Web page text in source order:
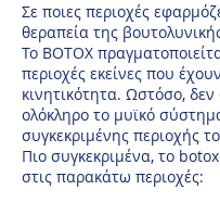
Σε ποιες περιοχές
θεραπεία της
To ΒΟΤΟΧ
περιοχές εκείνες που
κινητικότητα. Ωστόσο, δεν
ολόκληρο το μυϊκό
συγκεκριμένης περιοχής
Πιο συγκεκριμένα, το
στις παρακάτω περιοχές: